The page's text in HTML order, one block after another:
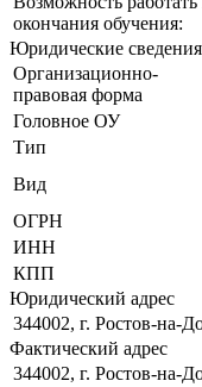
окончания обучения:
Юридические сведения
Организационно-
правовая форма
Головное ОУ
Тип
Вид
ОГРН
ИНН
КПП
Юридический адрес
344002, г. Ростов-на-
Фактический адрес
344002, г. Ростов-на-